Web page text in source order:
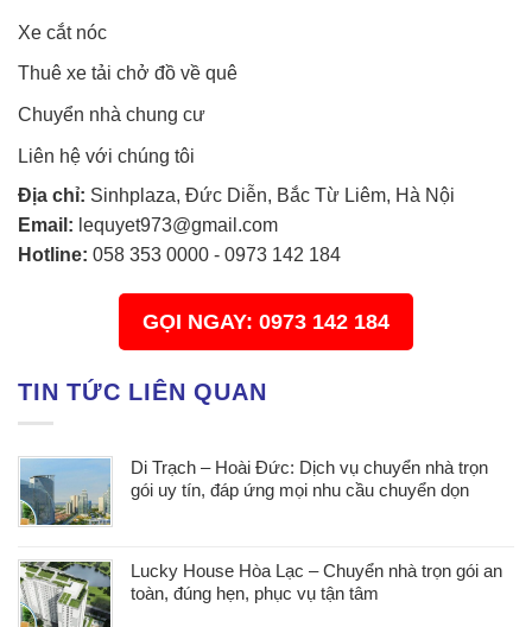
Xe cắt nóc
Thuê xe tải chở đồ về quê
Chuyển nhà chung cư
Liên hệ với chúng tôi
Địa chỉ: Sinhplaza, Đức Diễn, Bắc Từ Liêm, Hà Nội
Email: lequyet973@gmail.com
Hotline: 058 353 0000 - 0973 142 184
GỌI NGAY: 0973 142 184
TIN TỨC LIÊN QUAN
Di Trạch – Hoài Đức: Dịch vụ chuyển nhà trọn
gói uy tín, đáp ứng mọi nhu cầu chuyển dọn
Lucky House Hòa Lạc – Chuyển nhà trọn gói an
toàn, đúng hẹn, phục vụ tận tâm